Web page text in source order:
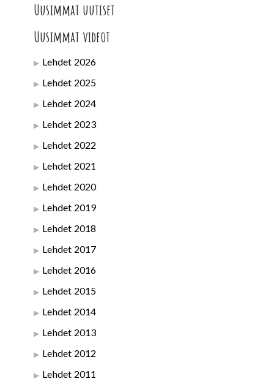
Uusimmat uutiset
Uusimmat videot
Lehdet 2026
Lehdet 2025
Lehdet 2024
Lehdet 2023
Lehdet 2022
Lehdet 2021
Lehdet 2020
Lehdet 2019
Lehdet 2018
Lehdet 2017
Lehdet 2016
Lehdet 2015
Lehdet 2014
Lehdet 2013
Lehdet 2012
Lehdet 2011